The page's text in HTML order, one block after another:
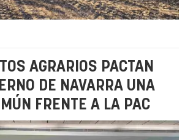
AGRARIOS PACTAN
DE NAVARRA UNA
FRENTE A LA PAC